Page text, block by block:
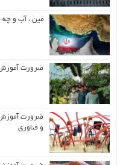
مین ، آب و چه
ضرورت آموزش
ضرورت آموزش
و فناوری